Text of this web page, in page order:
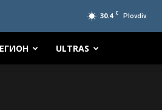
30.4 C Plovdiv
ULTRAS